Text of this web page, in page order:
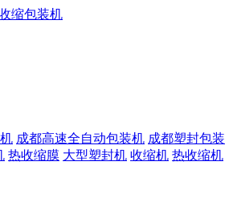
成都高速全自动包装机 成都塑封包装
热收缩膜 大型塑封机 收缩机 热收缩机